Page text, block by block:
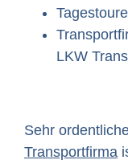
LKW
Sehr
Transportfirma